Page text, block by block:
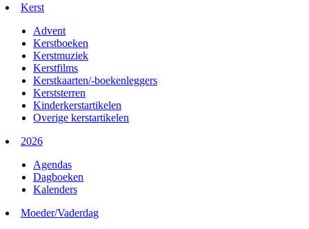
Kerst
Advent
Kerstboeken
Kerstmuziek
Kerstfilms
Kerstkaarten/-boekenleggers
Kerststerren
Kinderkerstartikelen
Overige kerstartikelen
2026
Agendas
Dagboeken
Kalenders
Moeder/Vaderdag